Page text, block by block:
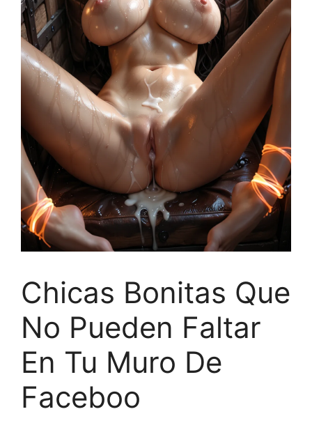
Chicas Bonitas Que
No Pueden Faltar
En Tu Muro De
Faceboo